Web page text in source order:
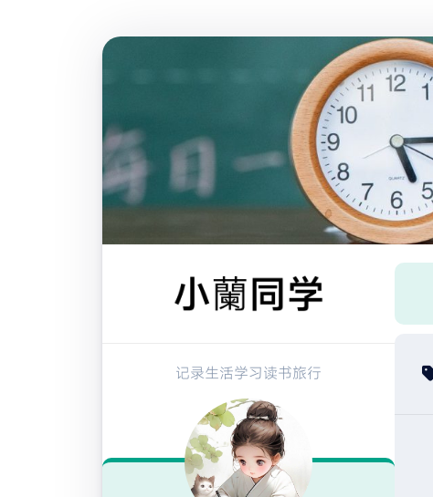
记录生活学习读书旅行